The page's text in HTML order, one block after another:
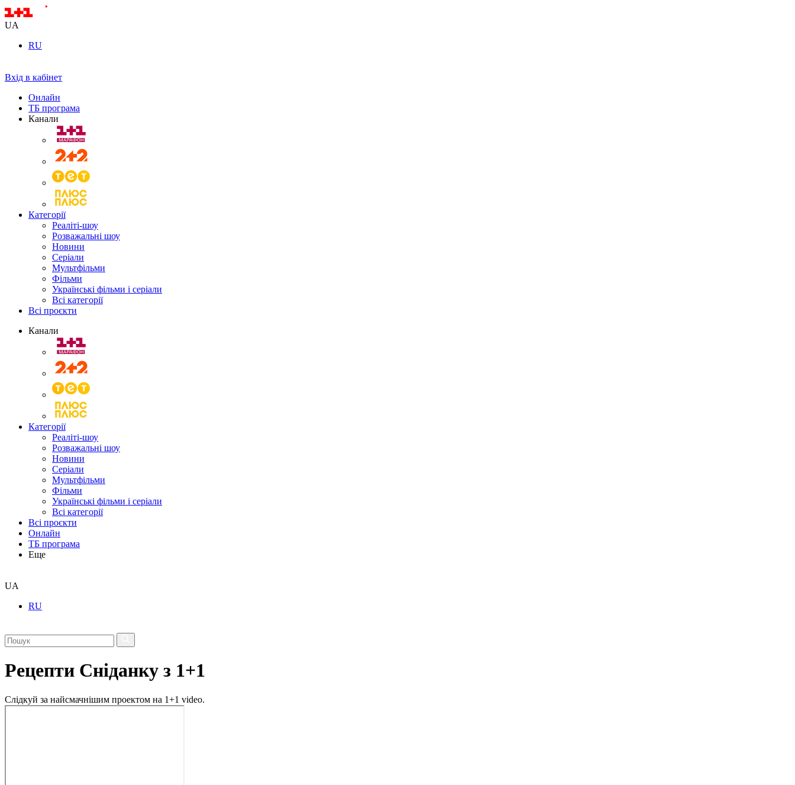
UA
RU
Вхід в кабінет
Онлайн
ТБ програма
Канали
Категорії
Реаліті-шоу
Розважальні шоу
Новини
Серіали
Мультфільми
Фільми
Українські фільми і серіали
Всі категорії
Всі проєкти
Канали
Категорії
Реаліті-шоу
Розважальні шоу
Новини
Серіали
Мультфільми
Фільми
Українські фільми і серіали
Всі категорії
Всі проєкти
Онлайн
ТБ програма
Еще
UA
RU
Рецепти Сніданку з 1+1
Слідкуй за найсмачнішим проектом на 1+1 video.